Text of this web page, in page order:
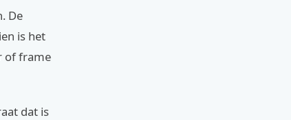
De
is het
of frame
dat is